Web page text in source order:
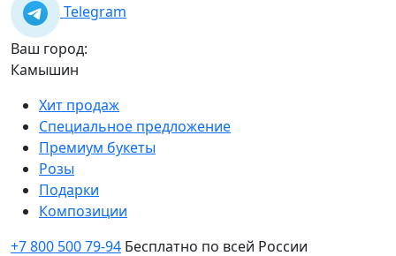
Telegram
Ваш город:
Камышин
Хит продаж
Специальное предложение
Премиум букеты
Розы
Подарки
Композиции
+7 800 500 79-94 Бесплатно по всей России